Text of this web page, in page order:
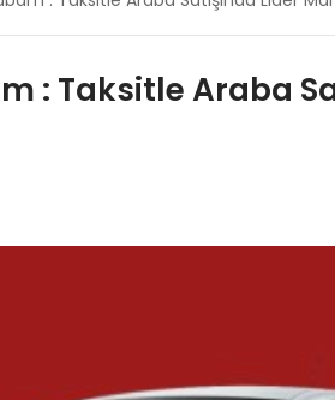
: Taksitle Araba